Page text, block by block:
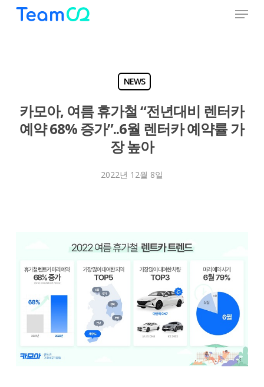
Menu
NEWS
카모아, 여름 휴가철 “전년대비 렌터카
예약 68% 증가”..6월 렌터카 예약률 가
장 높아
2022년 12월 8일